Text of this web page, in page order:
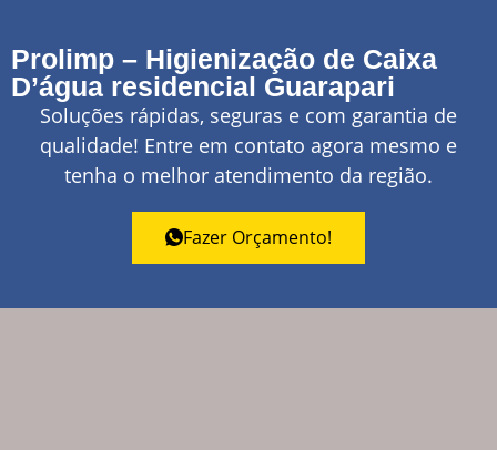
Prolimp – Higienização de Caixa
D’água residencial Guarapari
Soluções rápidas, seguras e com garantia de
qualidade! Entre em contato agora mesmo e
tenha o melhor atendimento da região.
Fazer Orçamento!